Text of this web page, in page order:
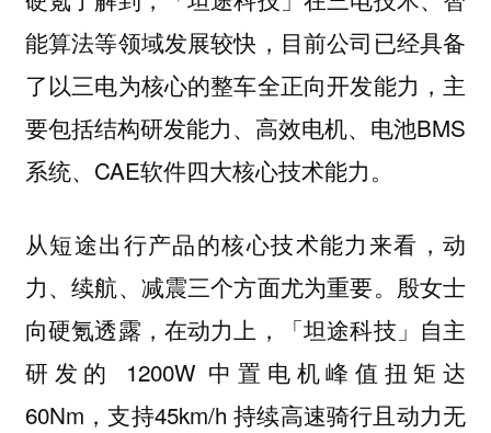
能算法等领域发展较快，目前公司已经具备
了以三电为核心的整车全正向开发能力，主
要包括结构研发能力、高效电机、电池BMS
系统、CAE软件四大核心技术能力。
从短途出行产品的核心技术能力来看，动
力、续航、减震三个方面尤为重要。殷女士
向硬氪透露，在动力上，「坦途科技」自主
研发的 1200W 中置电机峰值扭矩达
60Nm，支持45km/h 持续高速骑行且动力无